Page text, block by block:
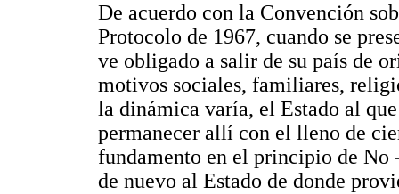
De acuerdo con la Convención
Protocolo de 1967, cuando se
ve obligado a salir de su país de
motivos sociales, familiares,
la dinámica varía, el Estado al
permanecer allí con el lleno de
fundamento en el principio de No
de nuevo al Estado de donde